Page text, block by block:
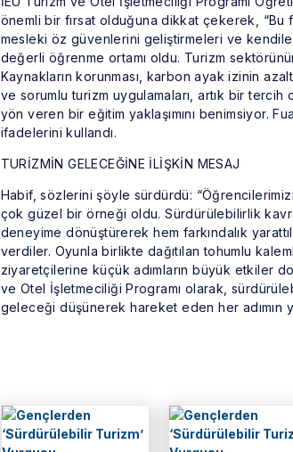
önemli bir fırsat olduğuna dikkat çekerek,
mesleki öz güvenlerini geliştirmeleri ve
değerli öğrenme ortamı oldu. Turizm
Kaynakların korunması, karbon ayak izinin
ve sorumlu turizm uygulamaları, artık bir
yön veren bir eğitim yaklaşımını benimsiyor.
ifadelerini kullandı.
TURİZMİN GELECEĞİNE İLİŞKİN MESAJ
Habif, sözlerini şöyle sürdürdü:
çok güzel bir örneği oldu. Sürdürülebilirlik
deneyime dönüştürerek hem farkındalık
verdiler. Oyunla birlikte dağıtılan tohumlu
ziyaretçilerine küçük adımların büyük etkiler
ve Otel İşletmeciliği Programı olarak,
geleceği düşünerek hareket eden her adımın